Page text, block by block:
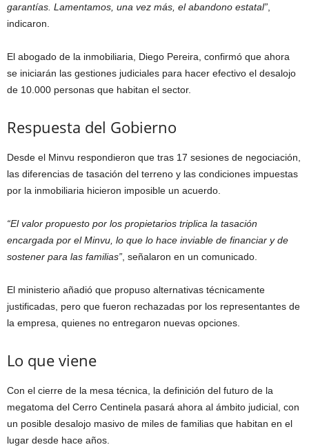
garantías. Lamentamos, una vez más, el abandono estatal”
indicaron.
El abogado de la inmobiliaria, Diego Pereira, confirmó que ahora
se iniciarán las gestiones judiciales para hacer efectivo el desalojo
de 10.000 personas que habitan el sector.
Respuesta del Gobierno
Desde el Minvu respondieron que tras 17 sesiones de negociación,
las diferencias de tasación del terreno y las condiciones impuestas
por la inmobiliaria hicieron imposible un acuerdo.
“El valor propuesto por los propietarios triplica la tasación
encargada por el Minvu, lo que lo hace inviable de financiar y de
sostener para las familias” , señalaron en un comunicado.
El ministerio añadió que propuso alternativas técnicamente
justificadas, pero que fueron rechazadas por los representantes de
la empresa, quienes no entregaron nuevas opciones.
Lo que viene
Con el cierre de la mesa técnica, la definición del futuro de la
megatoma del Cerro Centinela pasará ahora al ámbito judicial, con
un posible desalojo masivo de miles de familias que habitan en el
lugar desde hace años.